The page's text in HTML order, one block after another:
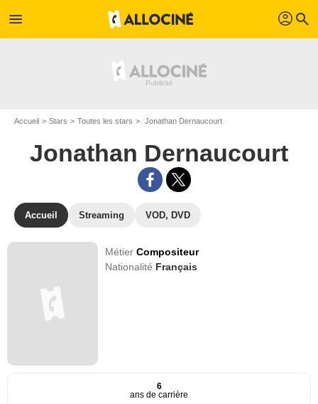
menu profil search
Accueil Stars Toutes les stars Jonathan Dernaucourt
Jonathan Dernaucourt
Accueil Streaming VOD, DVD
MétierCompositeur
Nationalité Français
6
ans de carrière